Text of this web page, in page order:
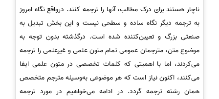
ناچار هستند برای درک مطالب، آنها را ترجمه کنند. درواقع نگاه امروز
به ترجمه دیگر نگاه ساده و سطحی نیست و این بخش تبدیل به
صنعتی بزرگ و تعیین‌کننده شده است. درگذشته بدون توجه به
موضوع متن، مترجمان عمومی تمام متون علمی و غیرعلمی را ترجمه
می‌کردند، اما با اهمیتی که کلمات تخصصی در متون علمی ایفا
می‌کنند، اکنون نیاز است که هر موضوعی به‌وسیله مترجم متخصص
همان رشته ترجمه گردد. در ادامه می‌خواهیم در مورد ترجمه